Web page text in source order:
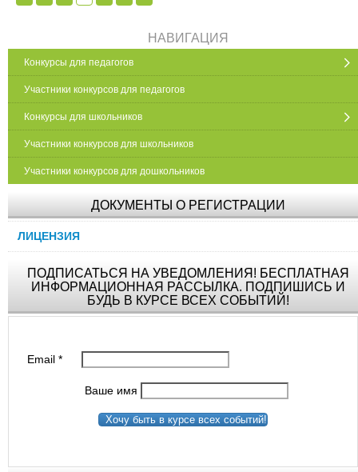
НАВИГАЦИЯ
Конкурсы для педагогов
Участники конкурсов для педагогов
Конкурсы для школьников
Участники конкурсов для школьников
Участники конкурсов для дошкольников
ДОКУМЕНТЫ О РЕГИСТРАЦИИ
ЛИЦЕНЗИЯ
ПОДПИСАТЬСЯ НА УВЕДОМЛЕНИЯ! БЕСПЛАТНАЯ
ИНФОРМАЦИОННАЯ РАССЫЛКА. ПОДПИШИСЬ И
БУДЬ В КУРСЕ ВСЕХ СОБЫТИЙ!
Email*
Ваше имя
Хочу быть в курсе всех событий!